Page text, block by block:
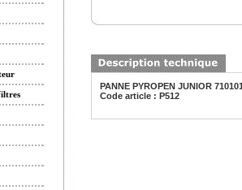
PANNE PYROPEN JUNIOR
Code article : P512